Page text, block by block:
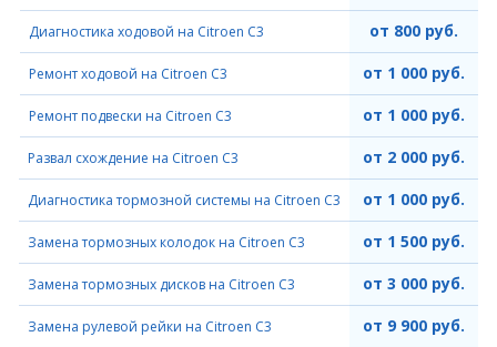
Диагностика ходовой на Citroen C3 от 800 руб.
Ремонт ходовой на Citroen C3 от 1 000 руб.
Ремонт подвески на Citroen C3 от 1 000 руб.
Развал схождение на Citroen C3 от 2 000 руб.
Диагностика тормозной системы на Citroen C3 от 1 000 руб.
Замена тормозных колодок на Citroen C3 от 1 500 руб.
Замена тормозных дисков на Citroen C3 от 3 000 руб.
Замена рулевой рейки на Citroen C3 от 9 900 руб.